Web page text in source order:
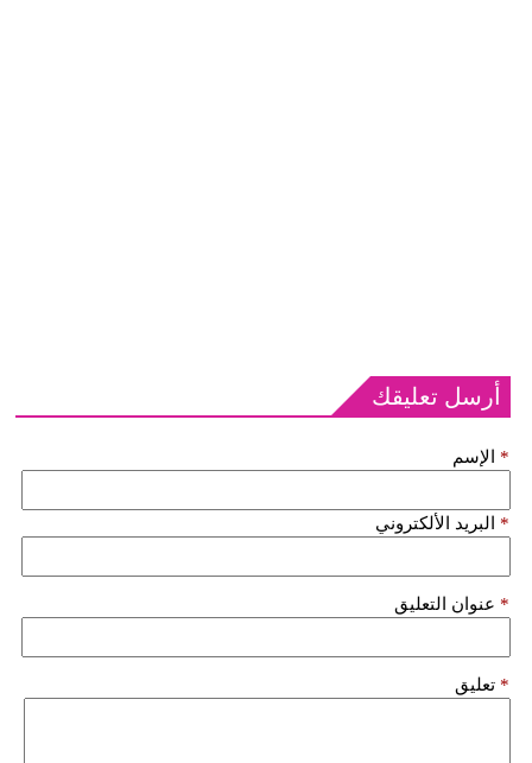
أرسل تعليقك
الإسم *
البريد الألكتروني *
عنوان التعليق *
تعليق *